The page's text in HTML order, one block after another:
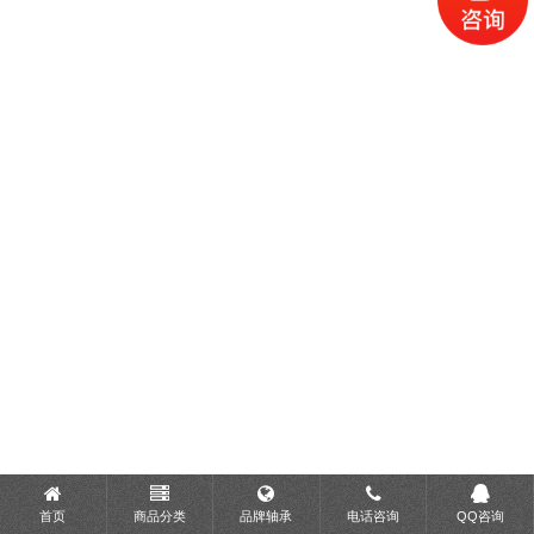
首页 商品分类 品牌轴承 电话咨询 QQ咨询